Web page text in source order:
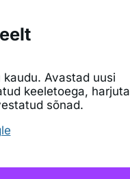
Avastad uusi
keeletoega, harjuta
sõnad.